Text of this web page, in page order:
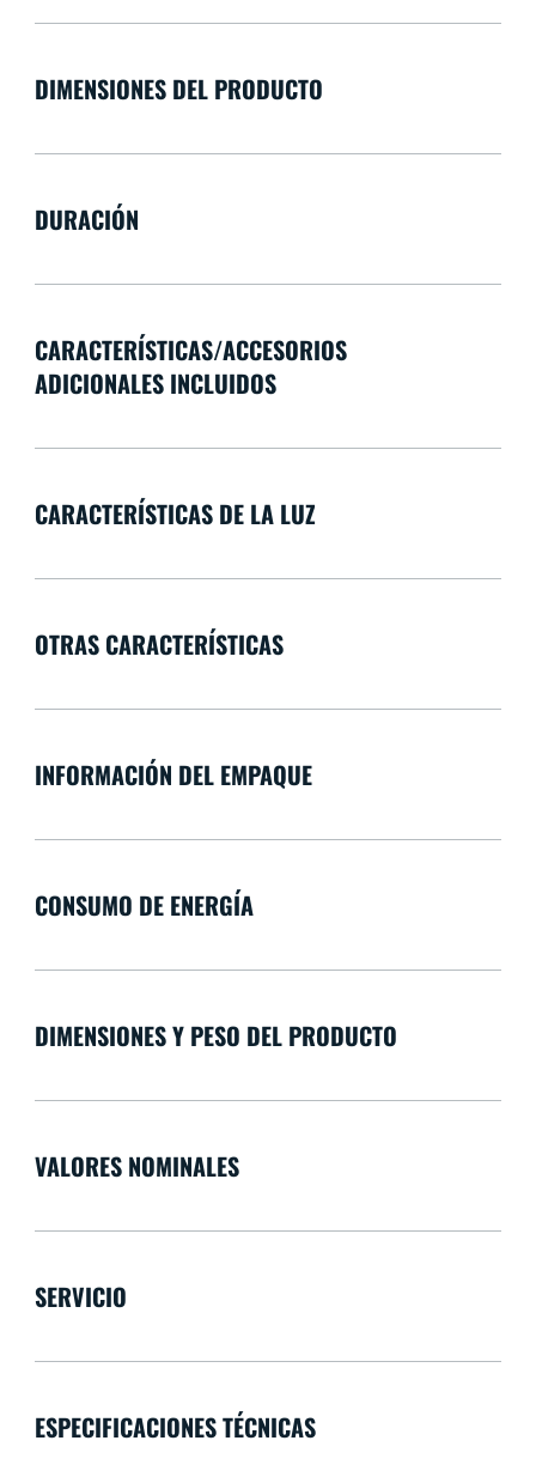
DIMENSIONES DEL PRODUCTO
DURACIÓN
CARACTERÍSTICAS/ACCESORIOS
ADICIONALES INCLUIDOS
CARACTERÍSTICAS DE LA LUZ
OTRAS CARACTERÍSTICAS
INFORMACIÓN DEL EMPAQUE
CONSUMO DE ENERGÍA
DIMENSIONES Y PESO DEL PRODUCTO
VALORES NOMINALES
SERVICIO
ESPECIFICACIONES TÉCNICAS